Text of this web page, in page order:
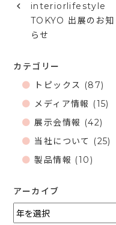
interiorlifestyle
TOKYO 出展のお知
らせ
カテゴリー
トピックス (87)
メディア情報 (15)
展示会情報 (42)
当社について
(25)
製品情報 (10)
アーカイブ